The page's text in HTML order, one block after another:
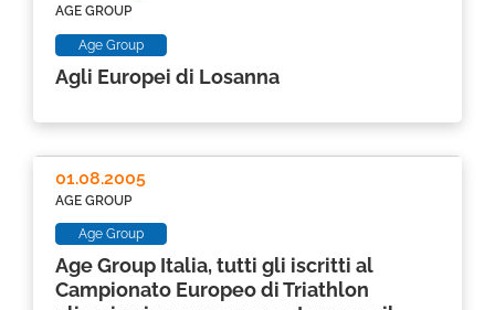
Agli Europei di Losanna
AGE GROUP
Age Group
Age Group Italia, tutti gli iscritti al
Campionato Europeo di Triathlon
AGE GROUP
01.08.2005
Age Group